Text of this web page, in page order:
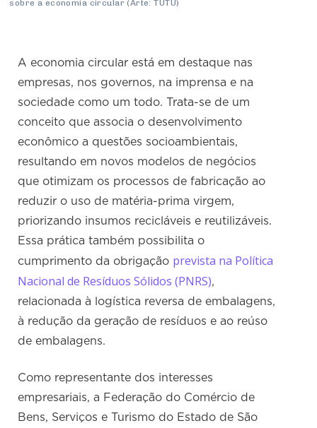
sobre a economia circular (Arte: TUTU)
A economia circular está em destaque nas
empresas, nos governos, na imprensa e na
sociedade como um todo. Trata-se de um
conceito que associa o desenvolvimento
econômico a questões socioambientais,
resultando em novos modelos de negócios
que otimizam os processos de fabricação ao
reduzir o uso de matéria-prima virgem,
priorizando insumos recicláveis e reutilizáveis.
Essa prática também possibilita o
cumprimento da obrigação prevista na Política
Nacional de Resíduos Sólidos (PNRS),
relacionada à logística reversa de embalagens,
à redução da geração de resíduos e ao reúso
de embalagens.
Como representante dos interesses
empresariais, a Federação do Comércio de
Bens, Serviços e Turismo do Estado de São